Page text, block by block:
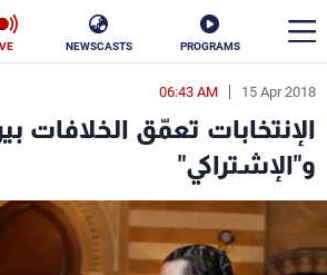
PROGRAMS
NEWSCASTS
15 Apr 2018
06:43 AM
الإنتخابات تعمّق الخلافات
و"الإشتراكي"
en
الأخبار
سياسة ناس
إقتصاد